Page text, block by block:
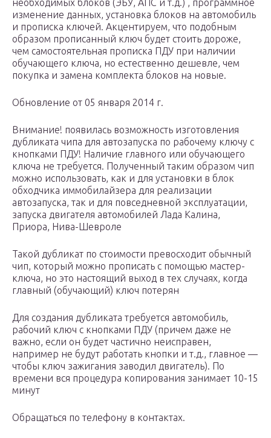
необходимых блоков (ЭБУ, АПС и т.д.) , программное
изменение данных, установка блоков на автомобиль
и прописка ключей. Акцентируем, что подобным
образом прописанный ключ будет стоить дороже,
чем самостоятельная прописка ПДУ при наличии
обучающего ключа, но естественно дешевле, чем
покупка и замена комплекта блоков на новые.
Обновление от 05 января 2014 г.
Внимание! появилась возможность изготовления
дубликата чипа для автозапуска по рабочему ключу с
кнопками ПДУ! Наличие главного или обучающего
ключа не требуется. Полученный таким образом чип
можно использовать, как и для установки в блок
обходчика иммобилайзера для реализации
автозапуска, так и для повседневной эксплуатации,
запуска двигателя автомобилей Лада Калина,
Приора, Нива-Шевроле
Такой дубликат по стоимости превосходит обычный
чип, который можно прописать с помощью мастер-
ключа, но это настоящий выход в тех случаях, когда
главный (обучающий) ключ потерян
Для создания дубликата требуется автомобиль,
рабочий ключ с кнопками ПДУ (причем даже не
важно, если он будет частично неисправен,
например не будут работать кнопки и т.д., главное —
чтобы ключ зажигания заводил двигатель). По
времени вся процедура копирования занимает 10-15
минут
Обращаться по телефону в контактах.